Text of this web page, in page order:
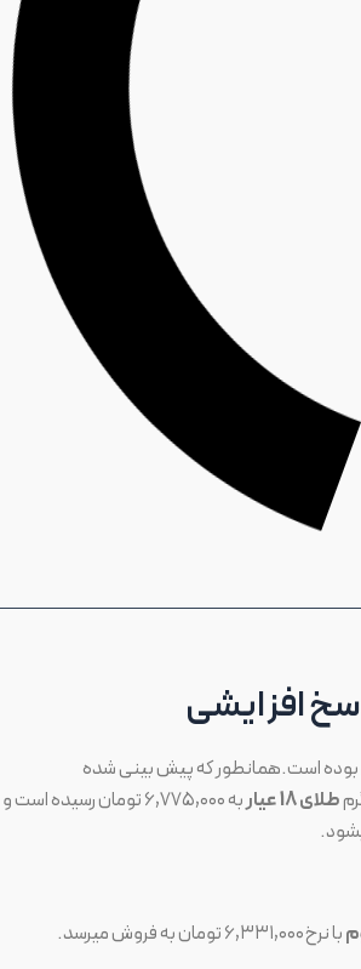
بوده است.همانطور که پیش بینی شده
طلای 18 عیار
به ۶,۷۷۵,۰۰۰ تومان رسیده است و
با نرخ۶,۳۳۱,۰۰۰ تومان به فروش میرسد.